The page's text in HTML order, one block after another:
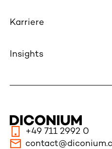
Karriere
Insights
+49 711 2992 0